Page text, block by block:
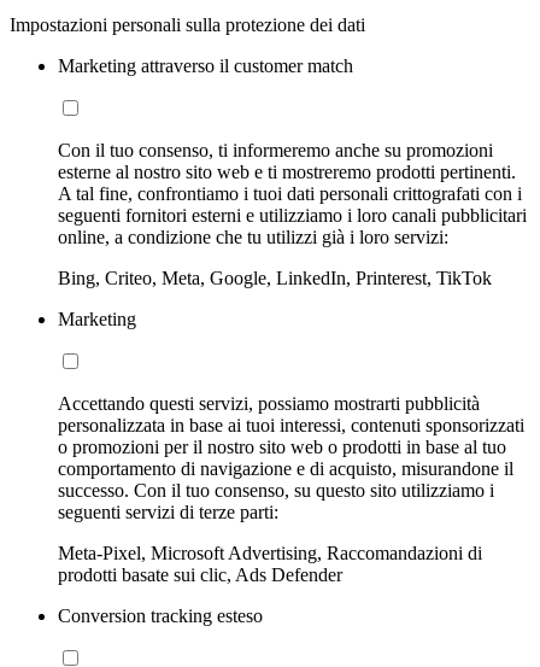
Impostazioni personali sulla protezione dei dati
Marketing attraverso il customer match
Con il tuo consenso, ti informeremo anche su promozioni
esterne al nostro sito web e ti mostreremo prodotti pertinenti.
A tal fine, confrontiamo i tuoi dati personali crittografati con i
seguenti fornitori esterni e utilizziamo i loro canali pubblicitari
online, a condizione che tu utilizzi già i loro servizi:
Bing, Criteo, Meta, Google, LinkedIn, Printerest, TikTok
Marketing
Accettando questi servizi, possiamo mostrarti pubblicità
personalizzata in base ai tuoi interessi, contenuti sponsorizzati
o promozioni per il nostro sito web o prodotti in base al tuo
comportamento di navigazione e di acquisto, misurandone il
successo. Con il tuo consenso, su questo sito utilizziamo i
seguenti servizi di terze parti:
Meta-Pixel, Microsoft Advertising, Raccomandazioni di
prodotti basate sui clic, Ads Defender
Conversion tracking esteso